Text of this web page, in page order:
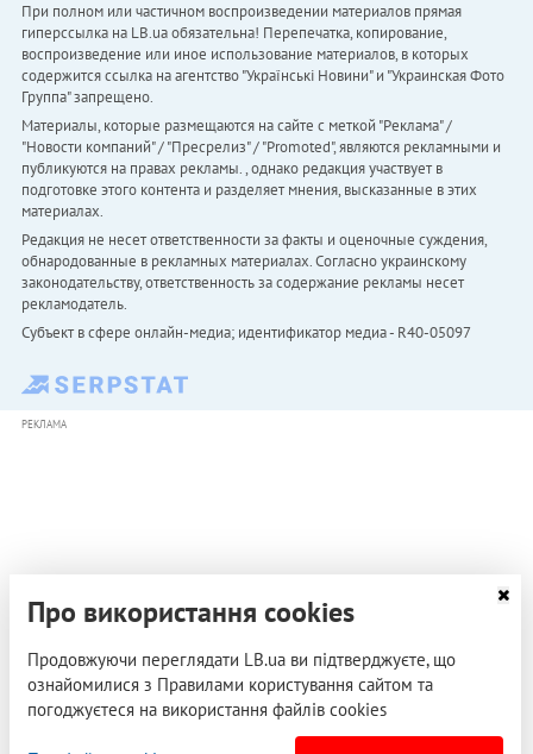
При полном или частичном воспроизведении материалов прямая
гиперссылка на LB.ua обязательна! Перепечатка, копирование,
воспроизведение или иное использование материалов, в которых
содержится ссылка на агентство "Українськi Новини" и "Украинская Фото
Группа" запрещено.
Материалы, которые размещаются на сайте с меткой "Реклама" /
"Новости компаний" / "Пресрелиз" / "Promoted", являются рекламными и
публикуются на правах рекламы. , однако редакция участвует в
подготовке этого контента и разделяет мнения, высказанные в этих
материалах.
Редакция не несет ответственности за факты и оценочные суждения,
обнародованные в рекламных материалах. Согласно украинскому
законодательству, ответственность за содержание рекламы несет
рекламодатель.
Субъект в сфере онлайн-медиа; идентификатор медиа - R40-05097
РЕКЛАМА
Про використання cookies
Продовжуючи переглядати LB.ua ви підтверджуєте, що
ознайомилися з Правилами користування сайтом та
погоджуєтеся на використання файлів cookies